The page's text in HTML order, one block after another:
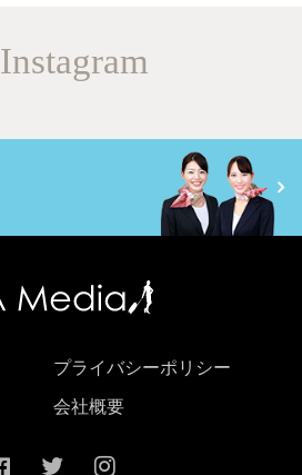
Instagram
プライバシーポリシー
会社概要